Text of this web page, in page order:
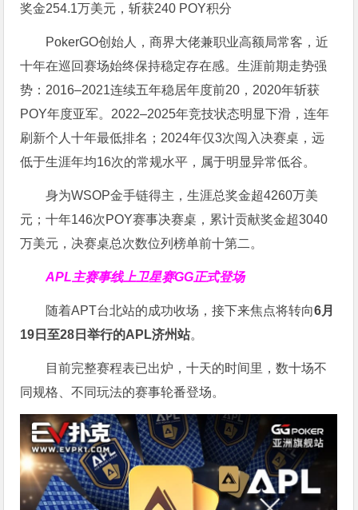
奖金254.1万美元，斩获240 POY积分
PokerGO创始人，商界大佬兼职业高额局常客，近
十年在巡回赛场始终保持稳定存在感。生涯前期走势强
势：2016–2021连续五年稳居年度前20，2020年斩获
POY年度亚军。2022–2025年竞技状态明显下滑，连年
刷新个人十年最低排名；2024年仅3次闯入决赛桌，远
低于生涯年均16次的常规水平，属于明显异常低谷。
身为WSOP金手链得主，生涯总奖金超4260万美
元；十年146次POY赛事决赛桌，累计贡献奖金超3040
万美元，决赛桌总次数位列榜单前十第二。
APL主赛事线上卫星赛GG正式登场
随着APT台北站的成功收场，接下来焦点将转向6月
19 日至28 日举行的APL济州站。
目前完整赛程表已出炉，十天的时间里，数十场不
同规格、不同玩法的赛事轮番登场。